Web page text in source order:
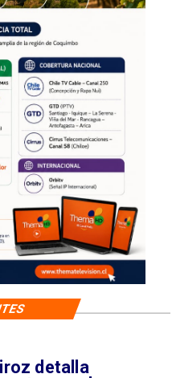
detalla